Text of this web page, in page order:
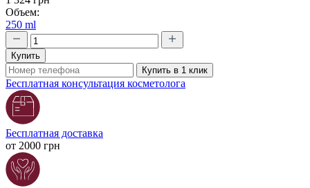
Объем:
250 ml
Купить
Купить в 1 клик
Бесплатная консультация косметолога
Бесплатная доставка
от 2000 грн